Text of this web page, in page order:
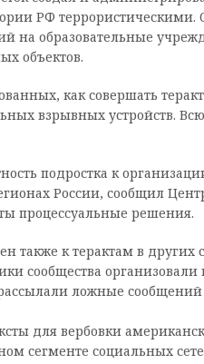
РФ террористическими.
на образовательные
объектов.
как совершать
взрывных устройств.
подростка к
России, сообщил
процессуальные решения.
также к терактам в
сообщества
ложные
для вербовки
сегменте социальных